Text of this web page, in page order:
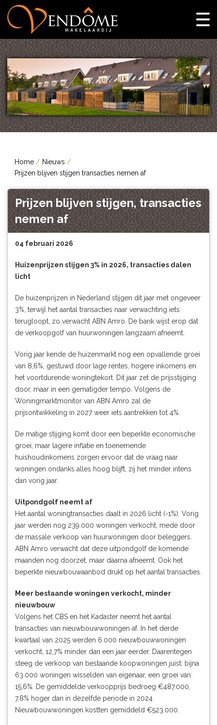
Home
Nieuws
Prijzen blijven stijgen transacties nemen af
Prijzen blijven stijgen, transacties
nemen af
04 februari 2026
Huizenprijzen stijgen 3% in 2026, transacties dalen
licht
De huizenprijzen in Nederland stijgen dit jaar met ongeveer
3%, terwijl het aantal transacties naar verwachting iets
terugloopt, zo verwacht ABN Amro. De bank wijst erop dat
de verkoopgolf van huurwoningen langzaam afneemt.
Vorig jaar kende de huizenmarkt nog een opvallende groei
van 8,6%, gestuwd door lage rentes, hogere inkomens en
het voortdurende woningtekort. Dit jaar zet de prijsstijging
door, maar in een gematigder tempo. Volgens de
Woningmarktmonitor van ABN Amro zal de
prijsontwikkeling in 2027 weer iets aantrekken tot 4%.
De matige stijging komt door een beperkte economische
groei, maar lagere inflatie en toenemende
huishoudinkomens zorgen ervoor dat de vraag naar
woningen ondanks alles hoog blijft, zij het minder intens
dan vorig jaar.
Uitpondgolf neemt af
Het aantal woningtransacties daalt in 2026 licht (-1%). Vorig
jaar werden nog 239.000 woningen verkocht, mede door
de massale verkoop van huurwoningen door beleggers.
ABN Amro verwacht dat deze uitpondgolf de komende
maanden nog doorzet, maar daarna afneemt. Ook het
beperkte nieuwbouwaanbod drukt op het aantal transacties.
Meer bestaande woningen verkocht, minder
nieuwbouw
Volgens het CBS en het Kadaster neemt het aantal
transacties van nieuwbouwwoningen af. In het derde
kwartaal van 2025 werden 6.000 nieuwbouwwoningen
verkocht, 12,7% minder dan een jaar eerder. Daarentegen
steeg de verkoop van bestaande koopwoningen juist: bijna
63.000 woningen wisselden van eigenaar, een groei van
15,6%. De gemiddelde verkoopprijs bedroeg €487.000,
7,8% hoger dan in dezelfde periode in 2024.
Nieuwbouwwoningen kostten gemiddeld €523.000.